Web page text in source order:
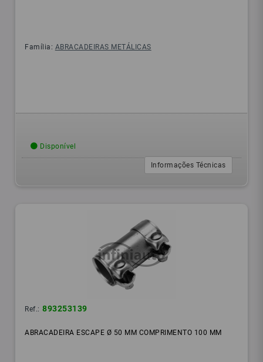
Família: ABRACADEIRAS METÁLICAS
Disponível
Informações Técnicas
Ref.: 893253139
ABRACADEIRA ESCAPE Ø 50 MM COMPRIMENTO 100 MM